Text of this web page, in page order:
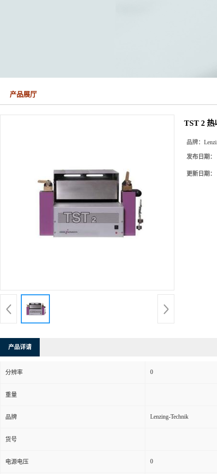
产品展厅
TST 2 热
品牌：
发布日期：
更新日期：
产品详请
分辨率 0
重量
品牌 Lenzing-Technik
货号
电源电压 0